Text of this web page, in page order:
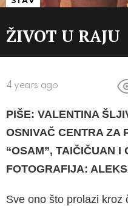
ŽIVOT U RAJU
4 years ago
PIŠE: VALENTINA
OSNIVAČ CENTRA ZA
“OSAM”, TAIČIČUAN I
FOTOGRAFIJA:
Sve ono što prolazi kroz